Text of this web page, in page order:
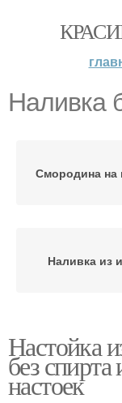
Наливка
Смородина на
Наливка из
Наливки из
Настойка
без
настоек